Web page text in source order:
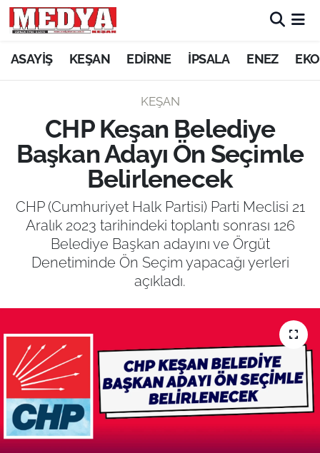
ASAYİŞ KEŞAN EDİRNE İPSALA ENEZ
KEŞAN
CHP Keşan Belediye
Başkan Adayı Ön Seçimle
Belirlenecek
CHP (Cumhuriyet Halk Partisi) Parti Meclisi 21
Aralık 2023 tarihindeki toplantı sonrası 126
Belediye Başkan adayını ve Örgüt
Denetiminde Ön Seçim yapacağı yerleri
açıkladı.
KEŞAN
ASAYİŞ
SİYASET
GÜNDEM
EKONOMİ
EĞİTİM
TARIM VE HAYVANCILIK
KÜLTÜR SANAT
RESMİ İLAN